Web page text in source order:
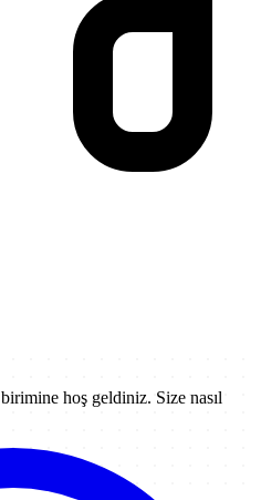
birimine hoş geldiniz. Size nasıl